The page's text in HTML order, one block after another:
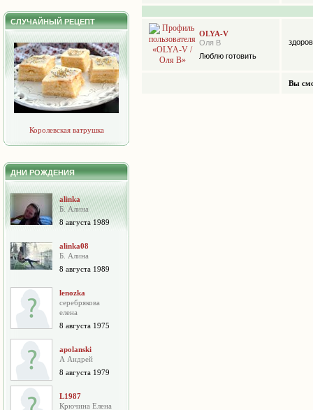
СЛУЧАЙНЫЙ РЕЦЕПТ
Королевская ватрушка
ДНИ РОЖДЕНИЯ
alinka
Б. Алина
8 августа 1989
alinka08
Б. Алина
8 августа 1989
lenozka
серебрякова
елена
8 августа 1975
apolanski
А Андрей
8 августа 1979
L1987
Крючина Елена
OLYA-V
Оля В
Люблю готовить
Вы